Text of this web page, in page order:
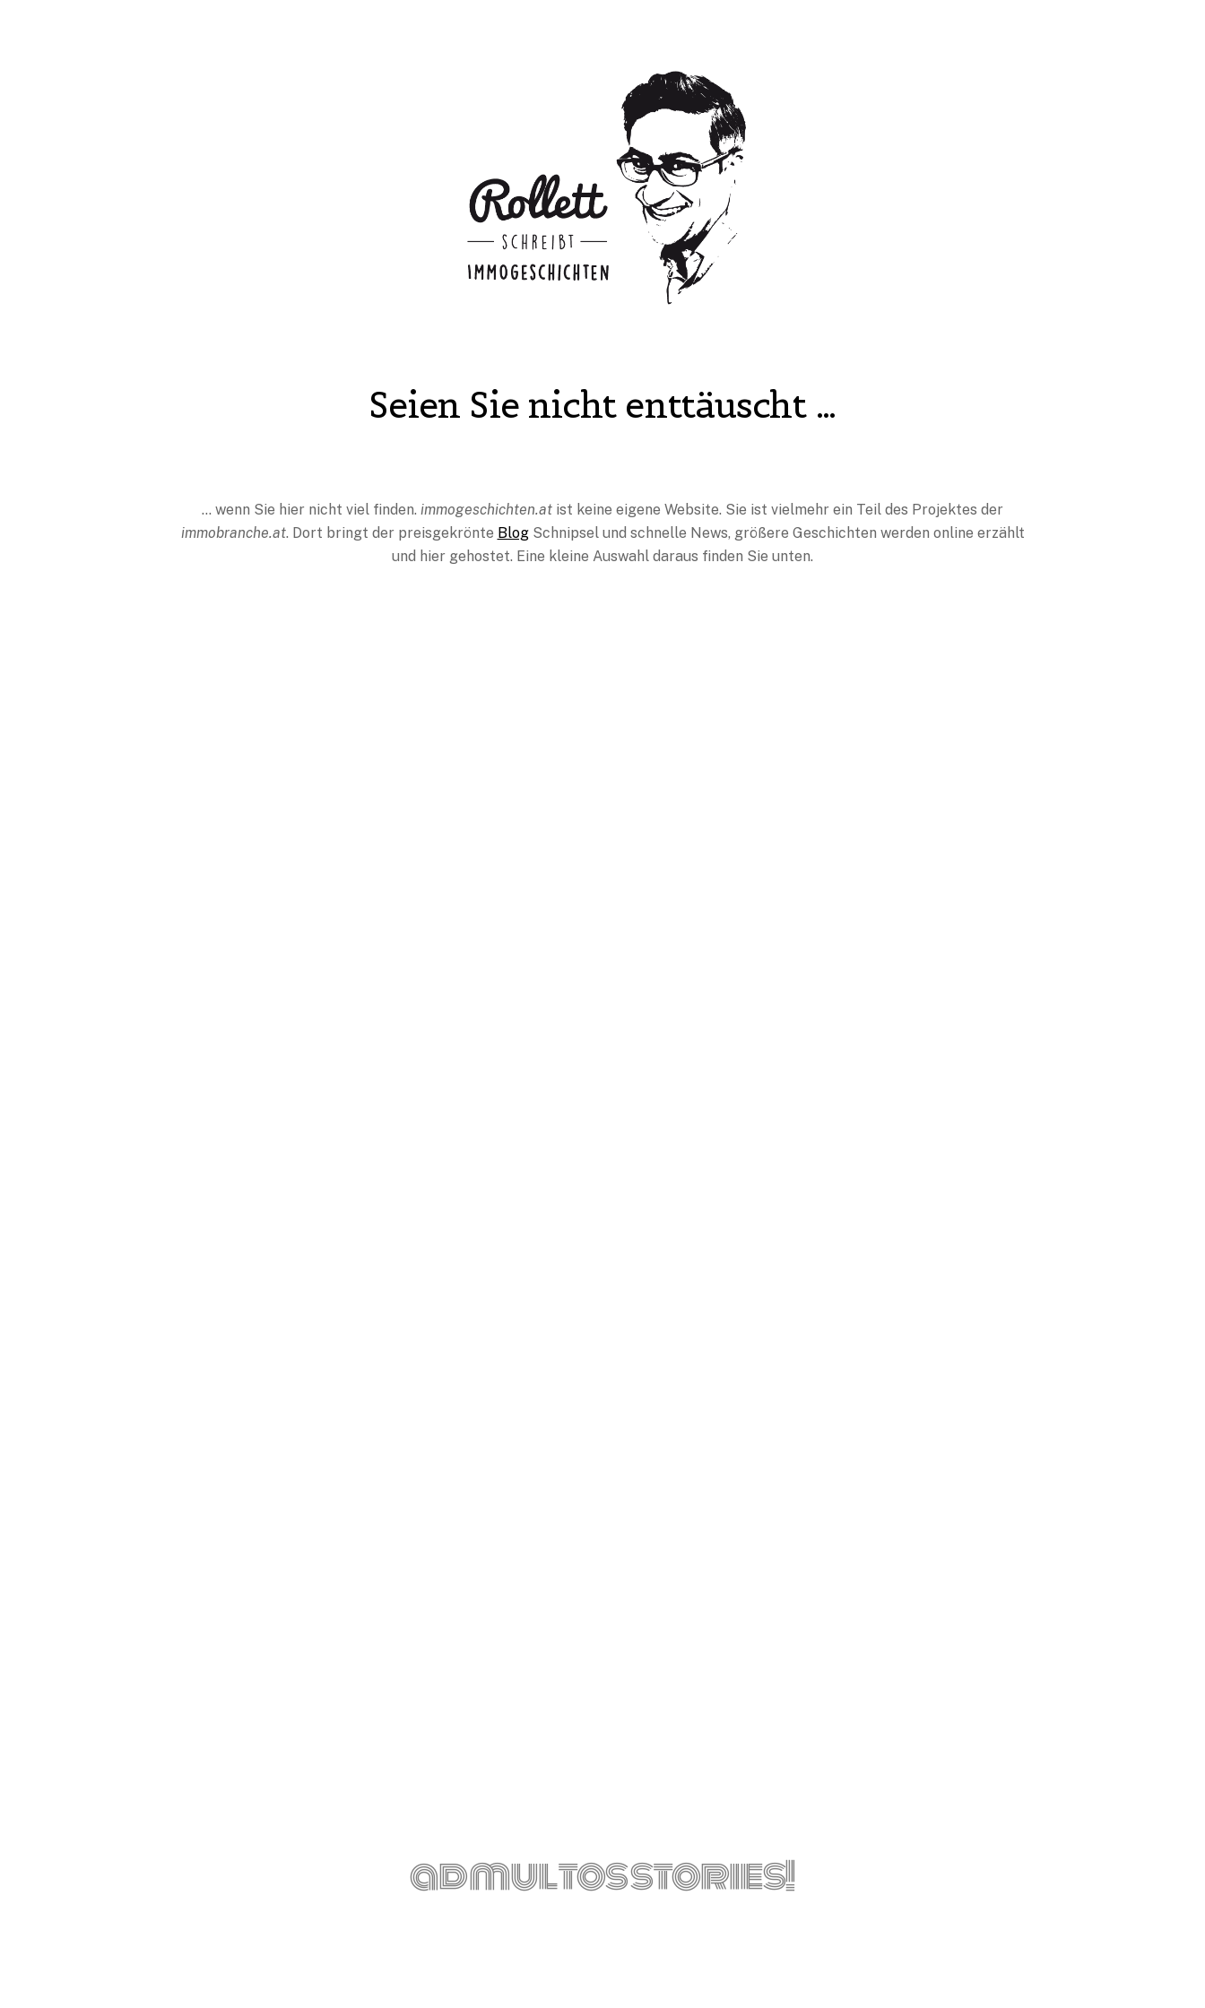
Seien Sie nicht enttäuscht …
… wenn Sie hier nicht viel finden. immogeschichten.at ist keine eigene Website. Sie ist vielmehr ein Teil des Projektes der
immobranche.at. Dort bringt der preisgekrönte BlogSchnipsel und schnelle News, größere Geschichten werden online erzählt
und hier gehostet. Eine kleine Auswahl daraus finden Sie unten.
ad multos stories!